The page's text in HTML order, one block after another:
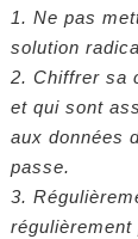
1. Ne pas
solution
2. Chiffrer sa
et qui sont
aux données
passe.
3.